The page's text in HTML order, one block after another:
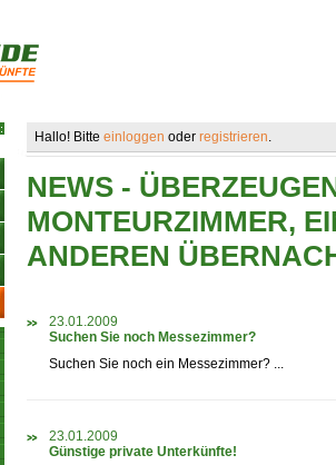
Hallo! Bitte einloggen oder registrieren.
NEWS -
MONTEURZIMMER,
ANDEREN
23.01.2009
Suchen Sie noch Messezimmer?
Suchen Sie noch ein Messezimmer? ...
23.01.2009
Günstige private Unterkünfte!